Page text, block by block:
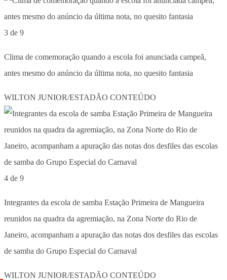
3 de 9
Clima de comemoração quando a escola foi anunciada campeã,
antes mesmo do anúncio da última nota, no quesito fantasia
WILTON JUNIOR/ESTADÃO CONTEÚDO
4 de 9
Integrantes da escola de samba Estação Primeira de Mangueira
reunidos na quadra da agremiação, na Zona Norte do Rio de
Janeiro, acompanham a apuração das notas dos desfiles das escolas
de samba do Grupo Especial do Carnaval
WILTON JUNIOR/ESTADÃO CONTEÚDO